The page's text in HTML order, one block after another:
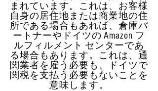
まれています。これは、お客様
自身の居住地または商業地の住
所である場合もあれば、倉庫パ
ートナーやドイツの Amazon フ
ルフィルメント センターであ
る場合もあります。これは、通
関業者を雇う必要も、ドイツで
関税を支払う必要もないことを
意味します。